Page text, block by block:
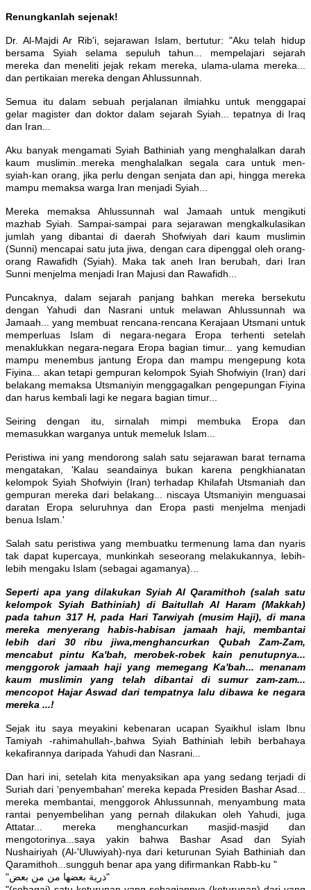
Renungkanlah sejenak!
Dr. Al-Majdi Ar Rib'i, sejarawan Islam, bertutur: "Aku telah hidup
bersama Syiah selama sepuluh tahun... mempelajari sejarah
mereka dan meneliti jejak rekam mereka, ulama-ulama mereka...
dan pertikaian mereka dengan Ahlussunnah.
Semua itu dalam sebuah perjalanan ilmiahku untuk menggapai
gelar magister dan doktor dalam sejarah Syiah... tepatnya di Iraq
dan Iran...
Aku banyak mengamati Syiah Bathiniah yang menghalalkan darah
kaum muslimin..mereka menghalalkan segala cara untuk men-
syiah-kan orang, jika perlu dengan senjata dan api, hingga mereka
mampu memaksa warga Iran menjadi Syiah...
Mereka memaksa Ahlussunnah wal Jamaah untuk mengikuti
mazhab Syiah. Sampai-sampai para sejarawan mengkalkulasikan
jumlah yang dibantai di daerah Shofwiyah dari kaum muslimin
(Sunni) mencapai satu juta jiwa, dengan cara dipenggal oleh orang-
orang Rawafidh (Syiah). Maka tak aneh Iran berubah, dari Iran
Sunni menjelma menjadi Iran Majusi dan Rawafidh...
Puncaknya, dalam sejarah panjang bahkan mereka bersekutu
dengan Yahudi dan Nasrani untuk melawan Ahlussunnah wa
Jamaah... yang membuat rencana-rencana Kerajaan Utsmani untuk
memperluas Islam di negara-negara Eropa terhenti setelah
menaklukkan negara-negara Eropa bagian timur... yang kemudian
mampu menembus jantung Eropa dan mampu mengepung kota
Fiyina... akan tetapi gempuran kelompok Syiah Shofwiyin (Iran) dari
belakang memaksa Utsmaniyin menggagalkan pengepungan Fiyina
dan harus kembali lagi ke negara bagian timur...
Seiring dengan itu, sirnalah mimpi membuka Eropa dan
memasukkan warganya untuk memeluk Islam...
Peristiwa ini yang mendorong salah satu sejarawan barat ternama
mengatakan, 'Kalau seandainya bukan karena pengkhianatan
kelompok Syiah Shofwiyin (Iran) terhadap Khilafah Utsmaniah dan
gempuran mereka dari belakang... niscaya Utsmaniyin menguasai
daratan Eropa seluruhnya dan Eropa pasti menjelma menjadi
benua Islam.'
Salah satu peristiwa yang membuatku termenung lama dan nyaris
tak dapat kupercaya, munkinkah seseorang melakukannya, lebih-
lebih mengaku Islam (sebagai agamanya)...
Seperti apa yang dilakukan Syiah Al Qaramithoh (salah satu
kelompok Syiah Bathiniah) di Baitullah Al Haram (Makkah)
pada tahun 317 H, pada Hari Tarwiyah (musim Haji), di mana
mereka menyerang habis-habisan jamaah haji, membantai
lebih dari 30 ribu jiwa,menghancurkan Qubah Zam-Zam,
mencabut pintu Ka'bah, merobek-robek kain penutupnya...
menggorok jamaah haji yang memegang Ka'bah... menanam
kaum muslimin yang telah dibantai di sumur zam-zam...
mencopot Hajar Aswad dari tempatnya lalu dibawa ke negara
mereka ...!
Sejak itu saya meyakini kebenaran ucapan Syaikhul islam Ibnu
Tamiyah -rahimahullah-,bahwa Syiah Bathiniah lebih berbahaya
kekafirannya daripada Yahudi dan Nasrani...
Dan hari ini, setelah kita menyaksikan apa yang sedang terjadi di
Suriah dari 'penyembahan' mereka kepada Presiden Bashar Asad...
mereka membantai, menggorok Ahlussunnah, menyambung mata
rantai penyembelihan yang pernah dilakukan oleh Yahudi, juga
Attatar... mereka menghancurkan masjid-masjid dan
mengotorinya...saya yakin bahwa Bashar Asad dan Syiah
Nushairiyah (Al-'Uluwiyah)-nya dari keturunan Syiah Bathiniah dan
Qaramithoh...sungguh benar apa yang difirmankan Rabb-ku "
"ذرية بعضها من من بعض"